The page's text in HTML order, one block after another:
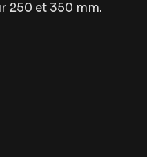
250 et 350 mm.